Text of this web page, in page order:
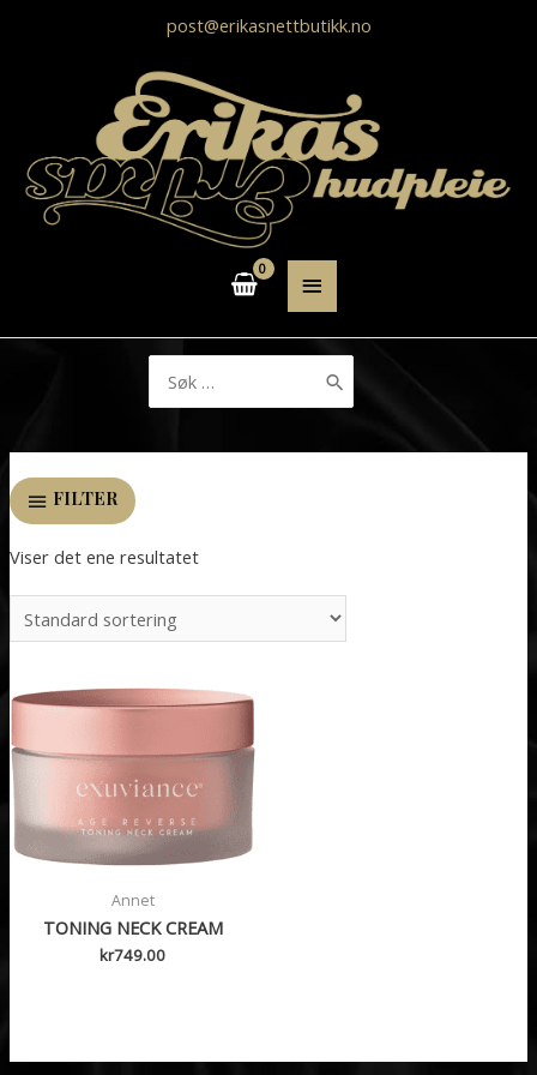
post@erikasnettbutikk.no
HOVEDMENY
etter:
FILTER
Viser det ene resultatet
Annet
TONING NECK CREAM
kr749.00